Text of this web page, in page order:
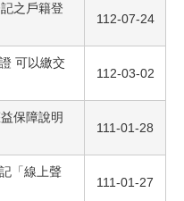
之戶籍登
112-07-24
可以繳交
112-03-02
保障說明
111-01-28
「線上聲
111-01-27